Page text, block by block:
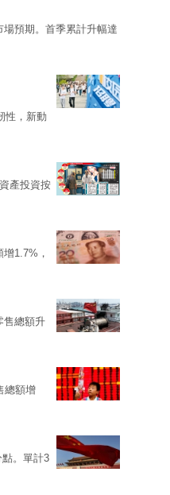
預期。首季累計升幅達
性，新動
產投資按
1.7%，
售總額升
總額增
。單計3